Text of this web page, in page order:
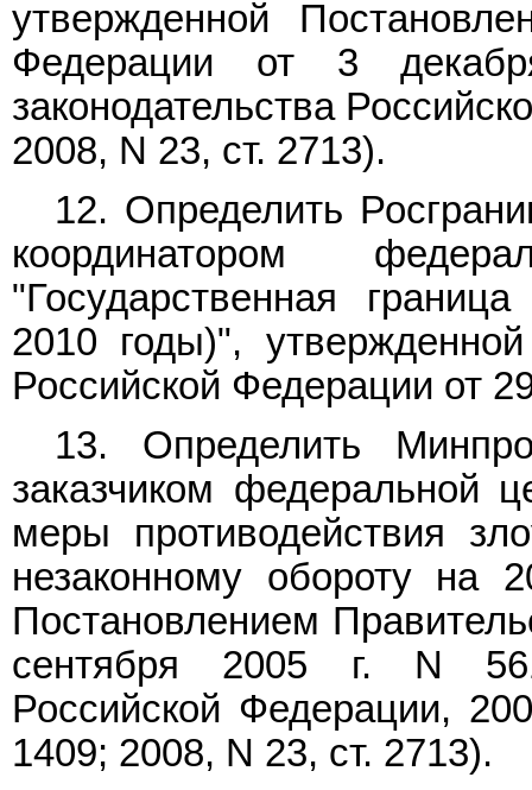
утвержденной
Федерации от 3
законодательства
2008, N 23, ст. 2713).
12. Определить
координатором
"Государственная
2010 годы)",
Российской Федерации от
13. Определить
заказчиком федеральной
меры противодействия
незаконному обороту на
Постановлением
сентября 2005 г. N 561
Российской Федерации,
1409; 2008, N 23, ст. 2713).